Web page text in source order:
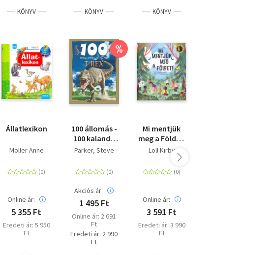
KÖNYV
Állatlexikon
Möller Anne
Online ár:
5 355 Ft
Eredeti ár: 5 950
Ft
KÖNYV
%
100 állomás -
100 kaland -
T-Rex
Parker, Steve
Akciós ár:
1 495 Ft
Online ár: 2 691
Ft
Eredeti ár: 2 990
Ft
KÖNYV
Mi mentjük
meg a Földet!
- Kövesd a
példáját, és
tégy te is a
ellen!
Loll Kirby
Online ár:
3 591 Ft
Eredeti ár: 3 990
Ft